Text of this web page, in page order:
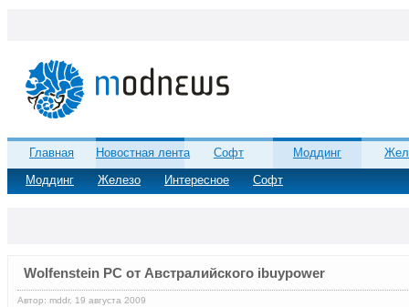
Главная
Новостная лента
Моддинг
Железо Интересное Софт
Софт Моддинг
Wolfenstein PC от Австралийского ibuypower
Автор: mddr, 19 августа 2009